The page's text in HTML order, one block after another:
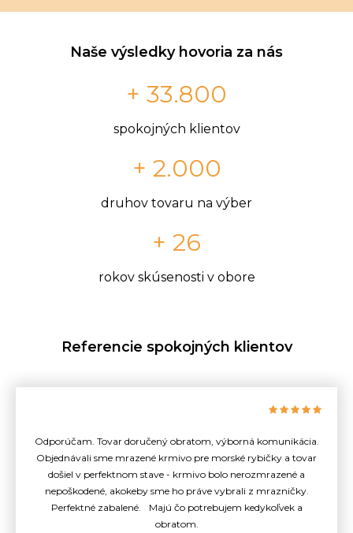
Naše výsledky hovoria za nás
+ 33.800
spokojných klientov
+ 2.000
druhov tovaru na výber
+ 26
rokov skúsenosti v obore
Referencie spokojných klientov
Odporúčam. Tovar doručený obratom, výborná komunikácia.
Objednávali sme mrazené krmivo pre morské rybičky a tovar
došiel v perfektnom stave - krmivo bolo nerozmrazené a
nepoškodené, akokeby sme ho práve vybrali z mrazničky.
Perfektné zabalené. Majú čo potrebujem kedykoľvek a
obratom.